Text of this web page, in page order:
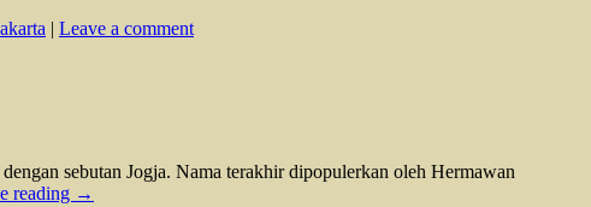
| Leave a comment
sebutan Jogja. Nama terakhir dipopulerkan oleh Hermawan
reading →